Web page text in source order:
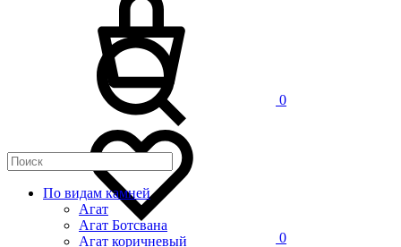
0
0
По видам камней
Агат
Агат Ботсвана
Агат коричневый